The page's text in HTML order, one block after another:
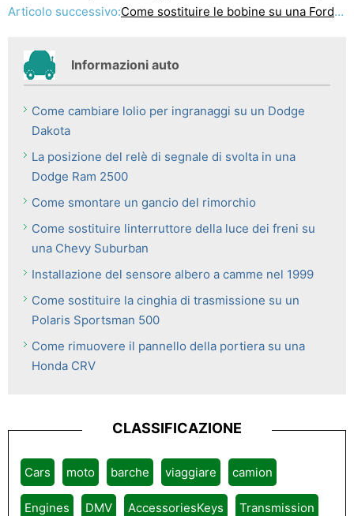
Articolo successivo:Come sostituire le bobine su una Ford 5.4L Triton V8
Informazioni auto
Come cambiare lolio per ingranaggi su un Dodge
Dakota
La posizione del relè di segnale di svolta in una
Dodge Ram 2500
Come smontare un gancio del rimorchio
Come sostituire linterruttore della luce dei freni su
una Chevy Suburban
Installazione del sensore albero a camme nel 1999
Come sostituire la cinghia di trasmissione su un
Polaris Sportsman 500
Come rimuovere il pannello della portiera su una
Honda CRV
CLASSIFICAZIONE
Cars moto barche viaggiare camion
Engines DMV AccessoriesKeys Transmission